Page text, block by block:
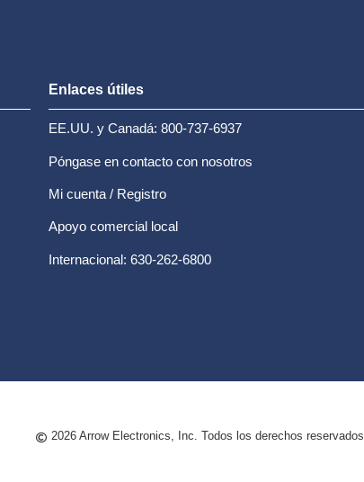
Enlaces útiles
EE.UU. y Canadá: 800-737-6937
Póngase en contacto con nosotros
Mi cuenta / Registro
Apoyo comercial local
Internacional: 630-262-6800
2026 Arrow Electronics, Inc. Todos los derechos reservados.